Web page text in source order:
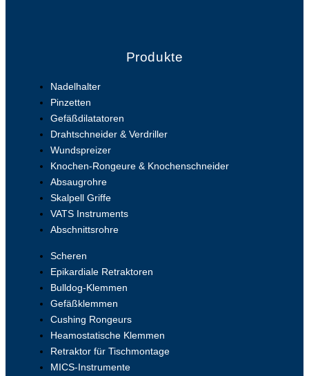
Produkte
Nadelhalter
Pinzetten
Gefäßdilatatoren
Drahtschneider & Verdriller
Wundspreizer
Knochen-Rongeure & Knochenschneider
Absaugrohre
Skalpell Griffe
VATS Instruments
Abschnittsrohre
Scheren
Epikardiale Retraktoren
Bulldog-Klemmen
Gefäßklemmen
Cushing Rongeurs
Heamostatische Klemmen
Retraktor für Tischmontage
MICS-Instrumente